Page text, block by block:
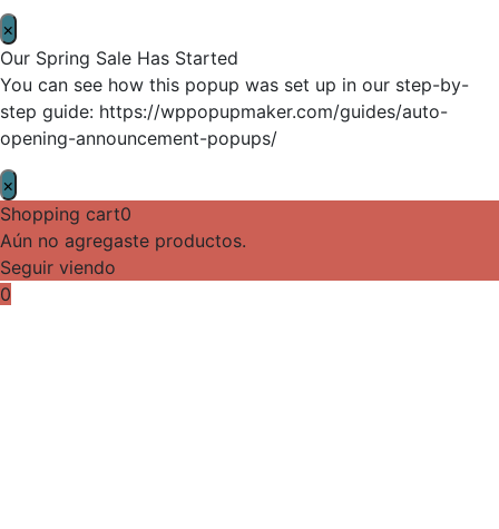
×
Our Spring Sale Has Started
You can see how this popup was set up in our step-by-
step guide: https://wppopupmaker.com/guides/auto-
opening-announcement-popups/
×
Shopping cart0
Aún no agregaste productos.
Seguir viendo
0